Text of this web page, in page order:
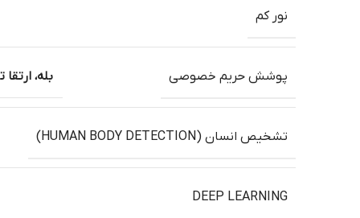
نور کم
پوشش حریم خصوصی بله، ارتقا
تشخیص انسان (HUMAN BODY DETECTION)
DEEP LEARNING